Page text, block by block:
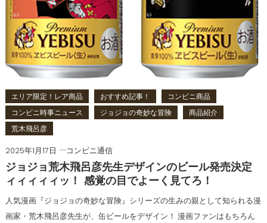
エリア限定！レア商品 おすすめ記事！
コンビニ商品
コンビニ時事ニュース
ジョジョの奇妙な冒険
商品紹介
荒木飛呂彦
2025年1月17日
コンビニ通信
ジョジョ荒木飛呂彦先生デザインのビール発売決定
ィィィィィッ！ 感覚の目でよーく見てろ！
人気漫画『ジョジョの奇妙な冒険』シリーズの生みの親として知られる漫
画家・荒木飛呂彦先生が、缶ビールをデザイン！ 漫画ファンはもちろん